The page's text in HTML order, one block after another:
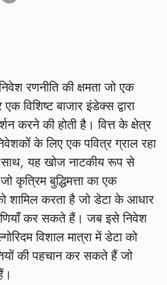
रणनीति की क्षमता जो एक
विशिष्ट बाजार इंडेक्स द्वारा
करने की होती है। वित्त के क्षेत्र
के लिए एक पवित्र ग्राल रहा
यह खोज नाटकीय रूप से
कृत्रिम बुद्धिमत्ता का एक
शामिल करता है जो डेटा के आधार
कर सकते हैं। जब इसे निवेश
विशाल मात्रा में डेटा को
की पहचान कर सकते हैं जो